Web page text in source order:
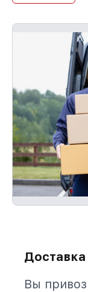
Доставка
Вы